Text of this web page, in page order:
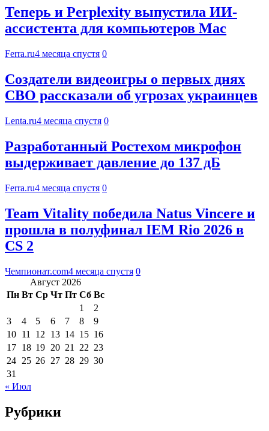
Теперь и Perplexity выпустила ИИ-
ассистента для компьютеров Mac
Ferra.ru4 месяца спустя 0
Создатели видеоигры о первых днях
СВО рассказали об угрозах украинцев
Lenta.ru4 месяца спустя 0
Разработанный Ростехом микрофон
выдерживает давление до 137 дБ
Ferra.ru4 месяца спустя 0
Team Vitality победила Natus Vincere и
прошла в полуфинал IEM Rio 2026 в
CS 2
Чемпионат.com4 месяца спустя 0
Август 2026
Пн Вт Ср Чт Пт Сб Вс
1
2
3
4 5 6 7 8
9
10 11 12 13 14 15 16
17 18 19 20 21 22 23
24 25 26 27 28 29 30
31
« Июл
Рубрики